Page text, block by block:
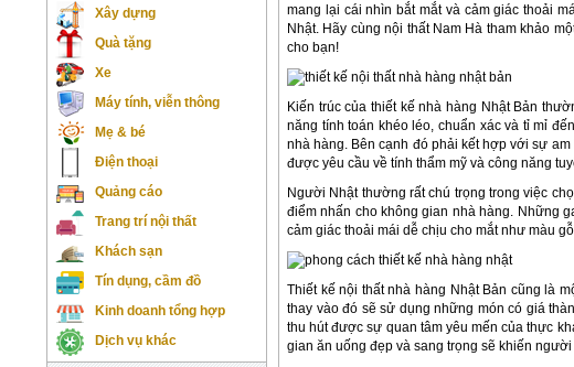
Xây dựng
Quà tặng
Xe
Máy tính, viễn thông
Mẹ & bé
Điện thoại
Quảng cáo
Trang trí nội thất
Khách sạn
Tín dụng, cầm đồ
Kinh doanh tổng hợp
Dịch vụ khác
mang lại cái nhìn bắt mắt và cảm giác thoải
Nhật. Hãy cùng nội thất Nam Hà tham khảo
cho bạn!
Kiến trúc của thiết kế nhà hàng Nhật Bản
năng tính toán khéo léo, chuẩn xác và tỉ mỉ
nhà hàng. Bên cạnh đó phải kết hợp với sự
được yêu cầu về tính thẩm mỹ và công năng
Người Nhật thường rất chú trọng trong việc
điểm nhấn cho không gian nhà hàng. Những
cảm giác thoải mái dễ chịu cho mắt như màu
Thiết kế nội thất nhà hàng Nhật Bản cũng là
thay vào đó sẽ sử dụng những món có giá
thu hút được sự quan tâm yêu mến của thực
gian ăn uống đẹp và sang trọng sẽ khiến